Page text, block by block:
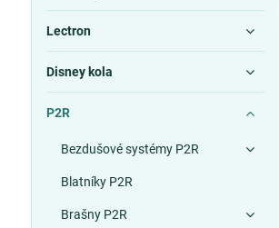
Lectron
Disney kola
P2R
Bezdušové systémy P2R
Blatníky P2R
Brašny P2R